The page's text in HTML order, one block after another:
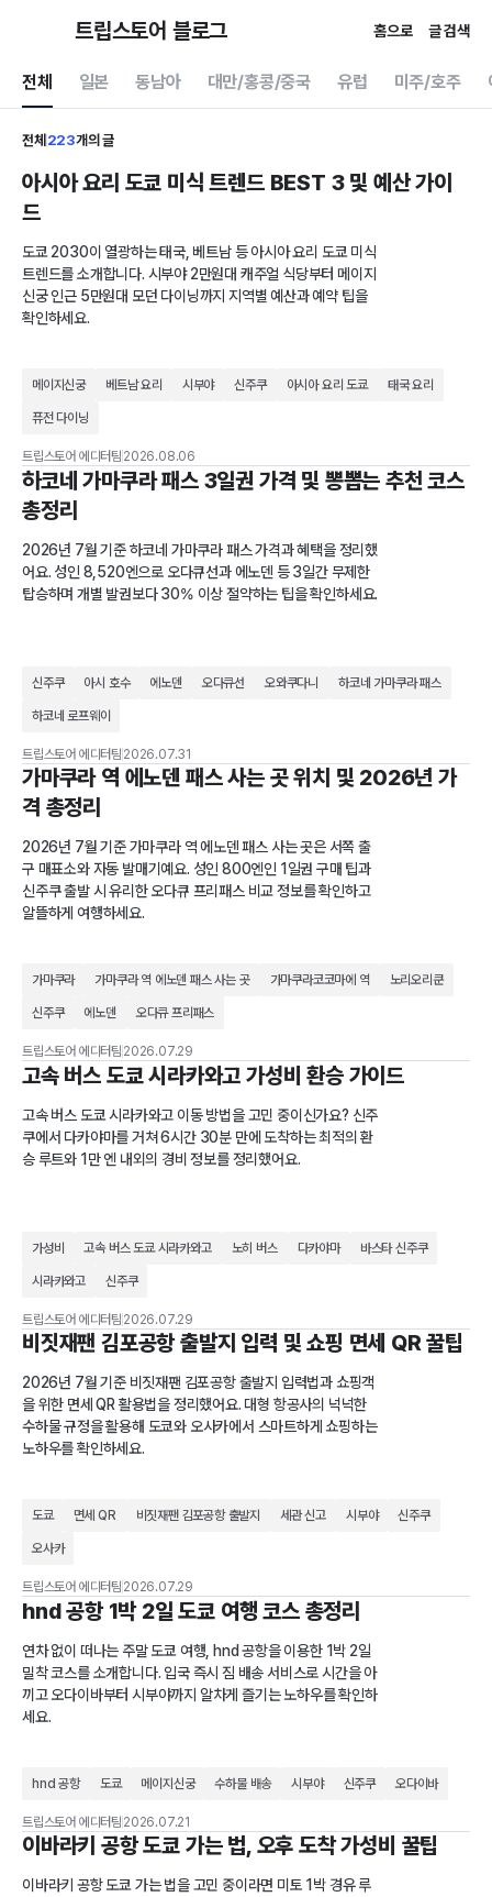
트립스토어 블로그 홈으로 글 검색
전체 일본 동남아 대만/홍콩/중국 유럽 미주/호주
전체 223개의 글
아시아 요리 도쿄 미식 트렌드 BEST 3 및 예산 가이
드
도쿄 2030이 열광하는 태국, 베트남 등 아시아 요리 도쿄 미식
트렌드를 소개합니다. 시부야 2만원대 캐주얼 식당부터 메이지
신궁 인근 5만원대 모던 다이닝까지 지역별 예산과 예약 팁을
확인하세요.
메이지신궁 베트남 요리 시부야 신주쿠 아시아 요리 도쿄 태국 요리
퓨전 다이닝
트립스토어 에디터팀 2026.08.06
하코네 가마쿠라 패스 3일권 가격 및 뽕뽑는 추천 코스
총정리
2026년 7월 기준 하코네 가마쿠라 패스 가격과 혜택을 정리했
어요. 성인 8,520엔으로 오다큐선과 에노덴 등 3일간 무제한
탑승하며 개별 발권보다 30% 이상 절약하는 팁을 확인하세요.
신주쿠 아시 호수 에노덴 오다큐선 오와쿠다니 하코네 가마쿠라 패스
하코네 로프웨이
트립스토어 에디터팀 2026.07.31
가마쿠라 역 에노덴 패스 사는 곳 위치 및 2026년 가
격 총정리
2026년 7월 기준 가마쿠라 역 에노덴 패스 사는 곳은 서쪽 출
구 매표소와 자동 발매기예요. 성인 800엔인 1일권 구매 팁과
신주쿠 출발 시 유리한 오다큐 프리패스 비교 정보를 확인하고
알뜰하게 여행하세요.
가마쿠라 가마쿠라 역 에노덴 패스 사는 곳 가마쿠라코코마에 역 노리오리쿤
신주쿠 에노덴 오다큐 프리패스
트립스토어 에디터팀 2026.07.29
고속 버스 도쿄 시라카와고 가성비 환승 가이드
고속 버스 도쿄 시라카와고 이동 방법을 고민 중이신가요? 신주
쿠에서 다카야마를 거쳐 6시간 30분 만에 도착하는 최적의 환
승 루트와 1만 엔 내외의 경비 정보를 정리했어요.
가성비 고속 버스 도쿄 시라카와고 노히 버스 다카야마 바스타 신주쿠
시라카와고 신주쿠
트립스토어 에디터팀 2026.07.29
비짓재팬 김포공항 출발지 입력 및 쇼핑 면세 QR 꿀팁
2026년 7월 기준 비짓재팬 김포공항 출발지 입력법과 쇼핑객
을 위한 면세 QR 활용법을 정리했어요. 대형 항공사의 넉넉한
수하물 규정을 활용해 도쿄와 오사카에서 스마트하게 쇼핑하는
노하우를 확인하세요.
도쿄 면세 QR 비짓재팬 김포공항 출발지 세관 신고 시부야 신주쿠
오사카
트립스토어 에디터팀 2026.07.29
hnd 공항 1박 2일 도쿄 여행 코스 총정리
연차 없이 떠나는 주말 도쿄 여행, hnd 공항을 이용한 1박 2일
밀착 코스를 소개합니다. 입국 즉시 짐 배송 서비스로 시간을 아
끼고 오다이바부터 시부야까지 알차게 즐기는 노하우를 확인하
세요.
hnd 공항 도쿄 메이지신궁 수하물 배송 시부야 신주쿠 오다이바
트립스토어 에디터팀 2026.07.21
이바라키 공항 도쿄 가는 법, 오후 도착 가성비 꿀팁
이바라키 공항 도쿄 가는 법을 고민 중이라면 미토 1박 경유 루